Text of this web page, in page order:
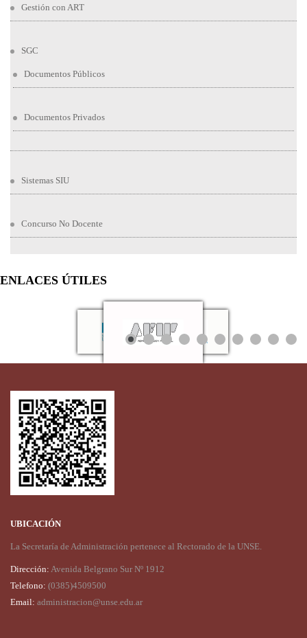
Gestión con ART
SGC
Documentos Públicos
Documentos Privados
Sistemas SIU
Concurso No Docente
ENLACES ÚTILES
UBICACIÓN
La Secretaría de Administración pertenece al Rectorado de la UNSE.
Dirección: Avenida Belgrano Sur Nº 1912
Telefono: (0385)4509500
Email: administracion@unse.edu.ar